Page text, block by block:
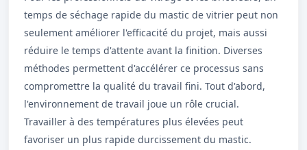
temps de séchage rapide du mastic de vitrier peut non
seulement améliorer l'efficacité du projet, mais aussi
réduire le temps d'attente avant la finition. Diverses
méthodes permettent d'accélérer ce processus sans
compromettre la qualité du travail fini. Tout d'abord,
l'environnement de travail joue un rôle crucial.
Travailler à des températures plus élevées peut
favoriser un plus rapide durcissement du mastic.